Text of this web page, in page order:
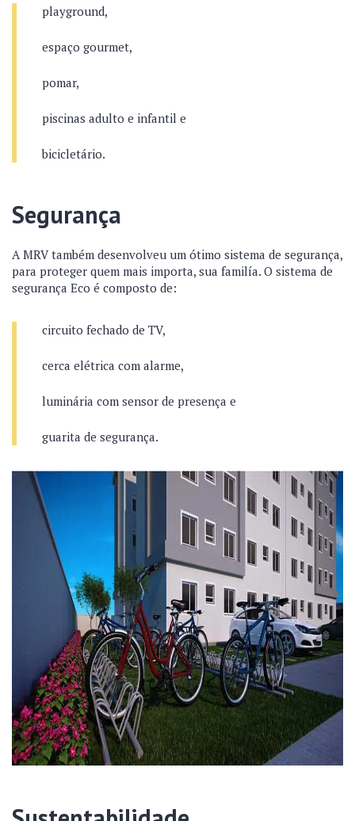
playground,
espaço gourmet,
pomar,
piscinas adulto e infantil e
bicicletário.
Segurança
A MRV também desenvolveu um ótimo sistema de segurança,
para proteger quem mais importa, sua familía. O sistema de
segurança Eco é composto de:
circuito fechado de TV,
cerca elétrica com alarme,
luminária com sensor de presença e
guarita de segurança.